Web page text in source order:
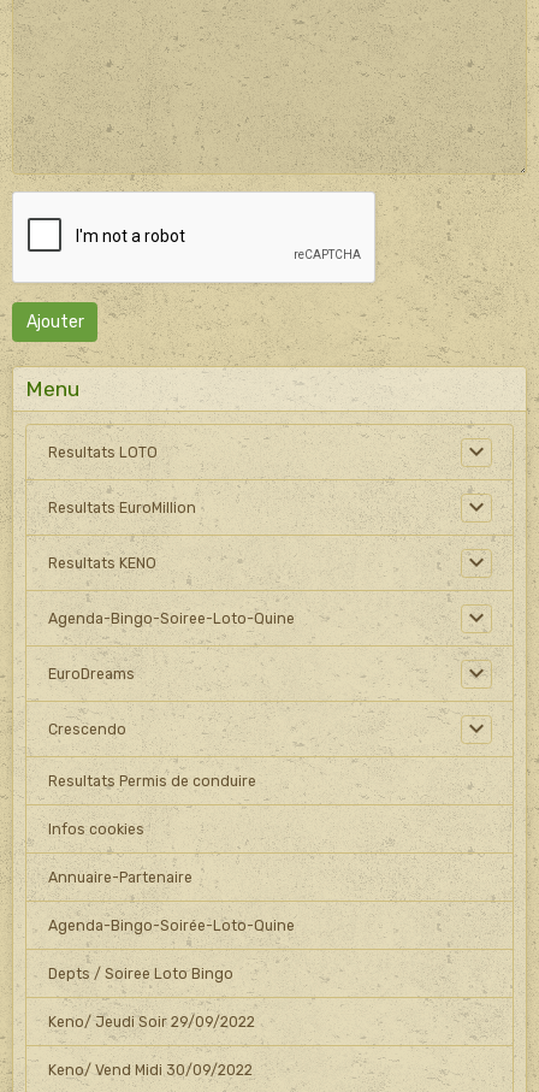
Ajouter
Menu
Resultats LOTO
Resultats EuroMillion
Resultats KENO
Agenda-Bingo-Soiree-Loto-Quine
EuroDreams
Crescendo
Resultats Permis de conduire
Infos cookies
Annuaire-Partenaire
Agenda-Bingo-Soirée-Loto-Quine
Depts / Soiree Loto Bingo
Keno/ Jeudi Soir 29/09/2022
Keno/ Vend Midi 30/09/2022